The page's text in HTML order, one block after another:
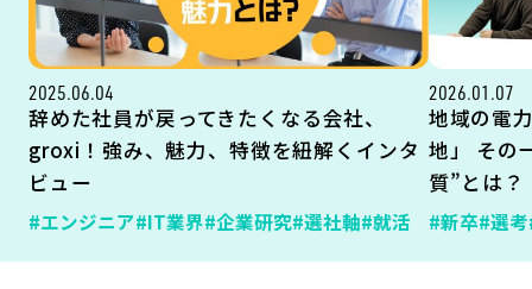
2025.06.04
辞めた社員が戻ってきたくなる会社、
groxi！強み、魅力、特徴を紐解くインタ
ビュー
#エンジニア#IT業界#企業研究#選社軸#就活
2026.01.07
地域の電
地」 その
質”とは？
#新卒#選考